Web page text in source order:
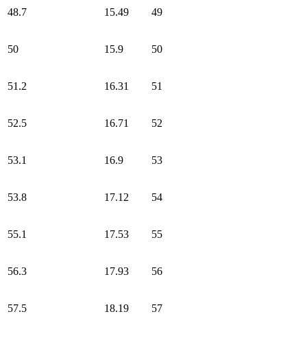
48.7 15.49 49
50 15.9 50
51.2 16.31 51
52.5 16.71 52
53.1 16.9 53
53.8 17.12 54
55.1 17.53 55
56.3 17.93 56
57.5 18.19 57